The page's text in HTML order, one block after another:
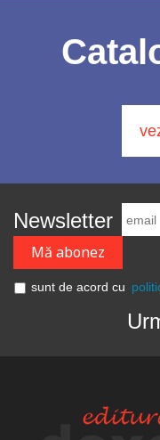
Newsletter
sunt de acord cu